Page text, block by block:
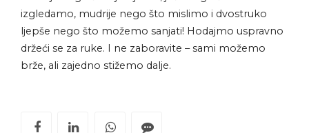
izgledamo, mudrije nego što mislimo i dvostruko
ljepše nego što možemo sanjati! Hodajmo uspravno
držeći se za ruke. I ne zaboravite – sami možemo
brže, ali zajedno stižemo dalje.